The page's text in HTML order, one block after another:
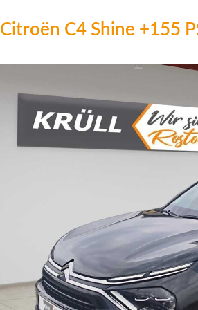
Citroën C4 Shine +155